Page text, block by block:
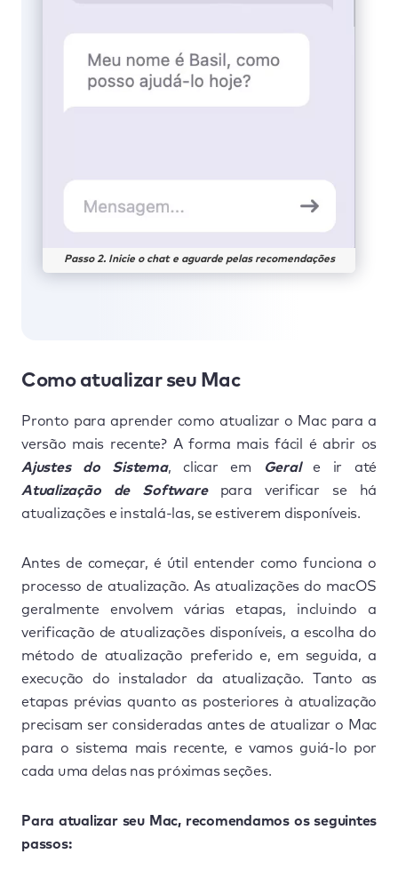
Passo 2. Inicie o chat e aguarde pelas recomendações
Como atualizar seu Mac
Pronto para aprender como atualizar o Mac para a
versão mais recente? A forma mais fácil é abrir os
Ajustes do Sistema, clicar em Gerale ir até
Atualização de Softwarepara verificar se há
atualizações e instalá-las, se estiverem disponíveis.
Antes de começar, é útil entender como funciona o
processo de atualização. As atualizações do macOS
geralmente envolvem várias etapas, incluindo a
verificação de atualizações disponíveis, a escolha do
método de atualização preferido e, em seguida, a
execução do instalador da atualização. Tanto as
etapas prévias quanto as posteriores à atualização
precisam ser consideradas antes de atualizar o Mac
para o sistema mais recente, e vamos guiá-lo por
cada uma delas nas próximas seções.
Para atualizar seu Mac, recomendamos os seguintes
passos: